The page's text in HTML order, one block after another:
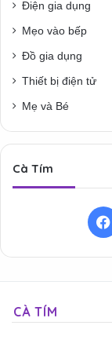
Điện gia dụng
Mẹo vào bếp
Đồ gia dụng
Thiết bị điện tử
Mẹ và Bé
Cà Tím
CÀ TÍM